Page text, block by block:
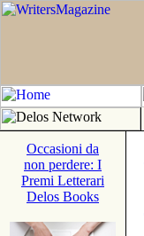
Occasioni da
non perdere: I
Premi Letterari
Delos Books